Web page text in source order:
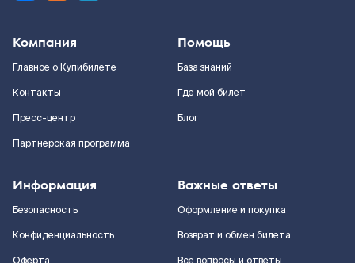
Компания
Главное о Купибилете
Контакты
Пресс-центр
Партнерская программа
Помощь
База знаний
Где мой билет
Блог
Информация
Безопасность
Конфиденциальность
Важные ответы
Оформление и покупка
Возврат и обмен билета